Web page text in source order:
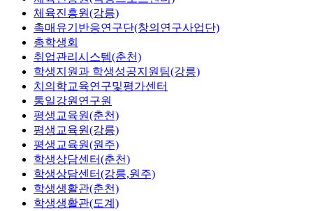
체육진흥원(강릉)
촉매유기반응연구단(창의연구사업단)
총학생회
취업관리시스템(춘천)
학생지원과 학생성공지원팀(강릉)
치의학교육연구및평가센터
통일강원연구원
평생교육원(춘천)
평생교육원(강릉)
평생교육원(원주)
학생상담센터(춘천)
학생상담센터(강릉,원주)
학생생활관(춘천)
학생생활관(도계)